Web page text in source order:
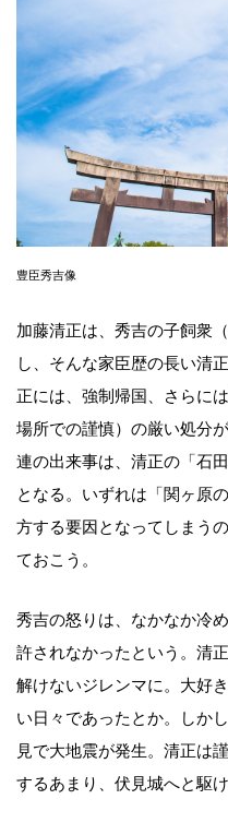
豊臣秀吉像
加藤清正は、秀吉の子飼衆
し、そんな家臣歴の長い清
正には、強制帰国、さらに
場所での謹慎）の厳い処分
連の出来事は、清正の「石
となる。いずれは「関ヶ原
方する要因となってしまう
ておこう。
秀吉の怒りは、なかなか冷
許されなかったという。清
解けないジレンマに。大好
い日々であったとか。しか
見で大地震が発生。清正は
するあまり、伏見城へと駆け